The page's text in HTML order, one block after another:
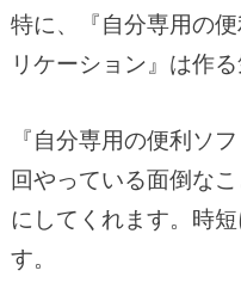
特に、『自分専用の
リケーション』は作
『自分専用の便利ソ
回やっている面倒な
にしてくれます。時
す。